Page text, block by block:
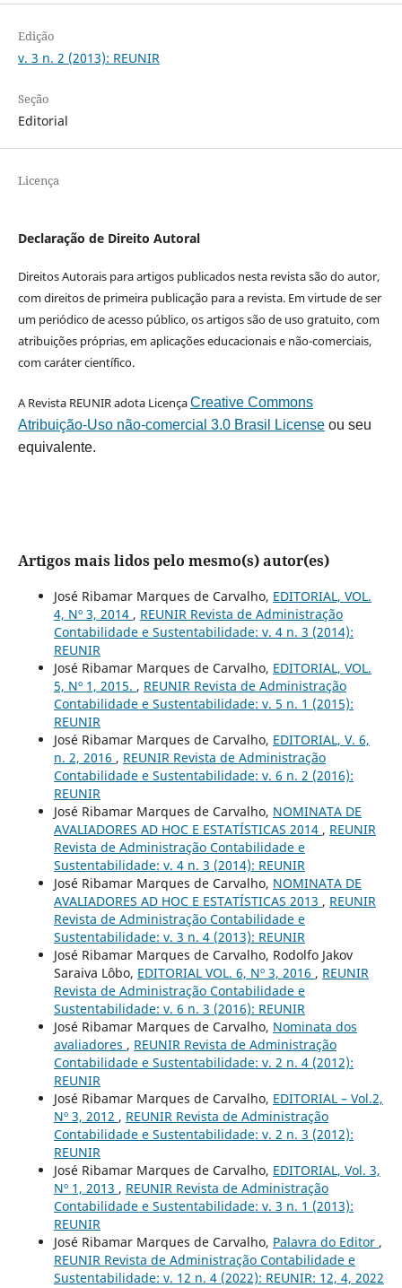
Edição
v. 3 n. 2 (2013): REUNIR
Seção
Editorial
Licença
Declaração de Direito Autoral
Direitos Autorais para artigos publicados nesta revista são do autor,
com direitos de primeira publicação para a revista. Em virtude de ser
um periódico de acesso público, os artigos são de uso gratuito, com
atribuições próprias, em aplicações educacionais e não-comerciais,
com caráter científico.
A Revista REUNIR adota LicençaCreative Commons
Atribuição-Uso não-comercial 3.0 Brasil Licenseou seu
equivalente.
Artigos mais lidos pelo mesmo(s) autor(es)
José Ribamar Marques de Carvalho, EDITORIAL, VOL.
4, Nº 3, 2014 , REUNIR Revista de Administração
Contabilidade e Sustentabilidade: v. 4 n. 3 (2014):
REUNIR
José Ribamar Marques de Carvalho, EDITORIAL, VOL.
5, Nº 1, 2015. , REUNIR Revista de Administração
Contabilidade e Sustentabilidade: v. 5 n. 1 (2015):
REUNIR
José Ribamar Marques de Carvalho, EDITORIAL, V. 6,
n. 2, 2016 , REUNIR Revista de Administração
Contabilidade e Sustentabilidade: v. 6 n. 2 (2016):
REUNIR
José Ribamar Marques de Carvalho, NOMINATA DE
AVALIADORES AD HOC E ESTATÍSTICAS 2014 , REUNIR
Revista de Administração Contabilidade e
Sustentabilidade: v. 4 n. 3 (2014): REUNIR
José Ribamar Marques de Carvalho, NOMINATA DE
AVALIADORES AD HOC E ESTATÍSTICAS 2013 , REUNIR
Revista de Administração Contabilidade e
Sustentabilidade: v. 3 n. 4 (2013): REUNIR
José Ribamar Marques de Carvalho, Rodolfo Jakov
Saraiva Lôbo, EDITORIAL VOL. 6, Nº 3, 2016 , REUNIR
Revista de Administração Contabilidade e
Sustentabilidade: v. 6 n. 3 (2016): REUNIR
José Ribamar Marques de Carvalho, Nominata dos
avaliadores , REUNIR Revista de Administração
Contabilidade e Sustentabilidade: v. 2 n. 4 (2012):
REUNIR
José Ribamar Marques de Carvalho, EDITORIAL – Vol.2,
Nº 3, 2012 , REUNIR Revista de Administração
Contabilidade e Sustentabilidade: v. 2 n. 3 (2012):
REUNIR
José Ribamar Marques de Carvalho, EDITORIAL, Vol. 3,
Nº 1, 2013 , REUNIR Revista de Administração
Contabilidade e Sustentabilidade: v. 3 n. 1 (2013):
REUNIR
José Ribamar Marques de Carvalho, Palavra do Editor ,
REUNIR Revista de Administração Contabilidade e
Sustentabilidade: v. 12 n. 4 (2022): REUNIR: 12, 4, 2022